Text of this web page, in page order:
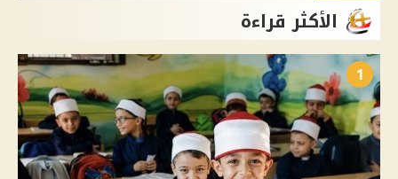
الأكثر قراءة
1